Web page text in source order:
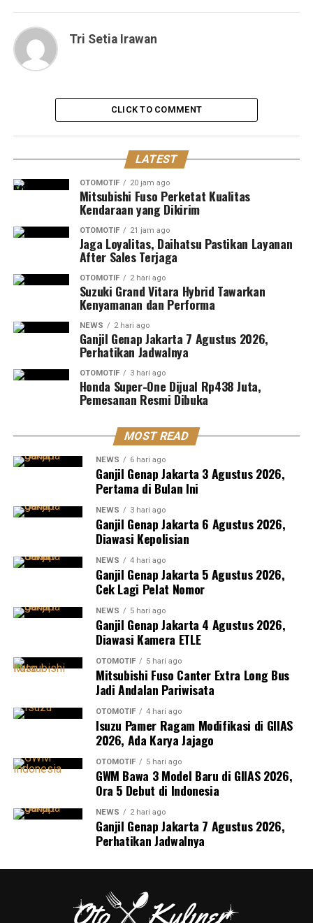
Tri Setia Irawan
CLICK TO COMMENT
LATEST
OTOMOTIF 20 jam ago
Mitsubishi Fuso Perketat Kualitas
Kendaraan yang Dikirim
OTOMOTIF 21 jam ago
Jaga Loyalitas, Daihatsu Pastikan Layanan
After Sales Terjaga
OTOMOTIF 2 hari ago
Suzuki Grand Vitara Hybrid Tawarkan
Kenyamanan dan Performa
NEWS 2 hari ago
Ganjil Genap Jakarta 7 Agustus 2026,
Perhatikan Jadwalnya
OTOMOTIF 3 hari ago
Honda Super-One Dijual Rp438 Juta,
Pemesanan Resmi Dibuka
MOST READ
NEWS 6 hari ago
Ganjil Genap Jakarta 3 Agustus 2026,
Pertama di Bulan Ini
NEWS 3 hari ago
Ganjil Genap Jakarta 6 Agustus 2026,
Diawasi Kepolisian
NEWS 4 hari ago
Ganjil Genap Jakarta 5 Agustus 2026,
Cek Lagi Pelat Nomor
NEWS 5 hari ago
Ganjil Genap Jakarta 4 Agustus 2026,
Diawasi Kamera ETLE
OTOMOTIF 5 hari ago
Mitsubishi Fuso Canter Extra Long Bus
Jadi Andalan Pariwisata
OTOMOTIF 4 hari ago
Isuzu Pamer Ragam Modifikasi di GIIAS
2026, Ada Karya Jajago
OTOMOTIF 5 hari ago
GWM Bawa 3 Model Baru di GIIAS 2026,
Ora 5 Debut di Indonesia
NEWS 2 hari ago
Ganjil Genap Jakarta 7 Agustus 2026,
Perhatikan Jadwalnya